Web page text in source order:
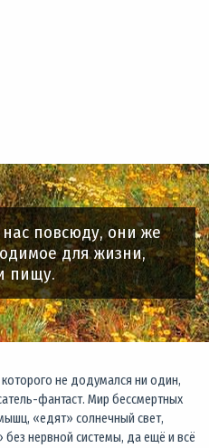
повсюду, они же
для жизни,
пищу.
не додумался ни один,
фантаст. Мир бессмертных
«едят» солнечный свет,
нервной системы, да ещё и всё